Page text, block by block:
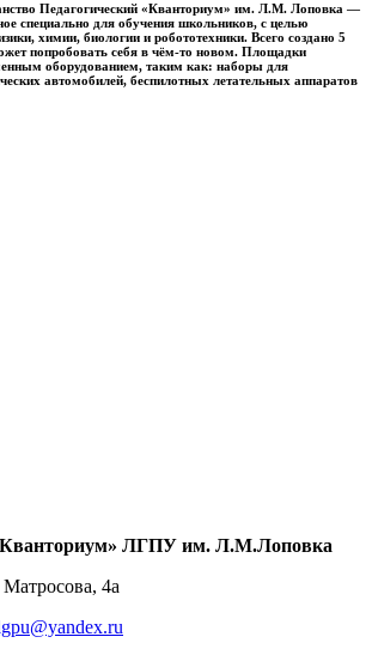
Педагогический «Кванториум» им. Л.М. Лоповка —
специально для обучения школьников, с целью
химии, биологии и робототехники. Всего создано 5
попробовать себя в чём-то новом. Площадки
оборудованием, таким как: наборы для
автомобилей, беспилотных летательных аппаратов
ЛГПУ им. Л.М.Лоповка
4а